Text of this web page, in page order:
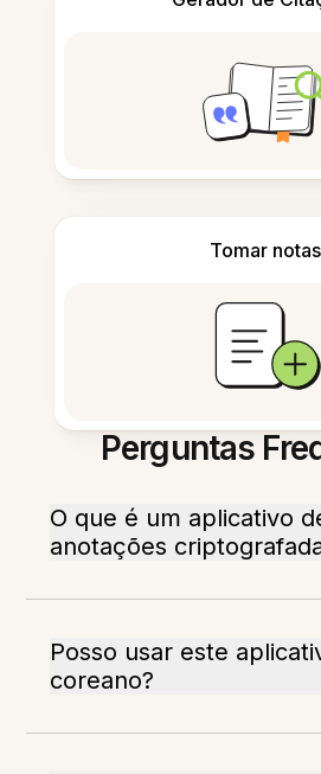
Tomar notas
Perguntas
O que é um aplicativo
anotações
Posso usar este
coreano?